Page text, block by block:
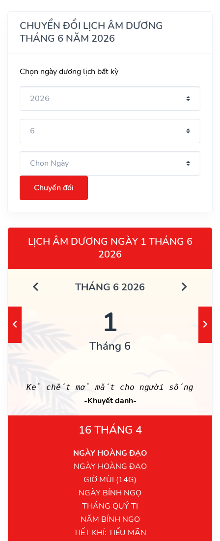
CHUYỂN ĐỔI LỊCH ÂM DƯƠNG
THÁNG 6 NĂM 2026
Chọn ngày dương lịch bất kỳ
Chuyển đổi
LỊCH ÂM DƯƠNG NGÀY 1 THÁNG 6
2026
THÁNG 6 2026
1
Tháng 6
Kẻ chết mở mắt cho người sống
-Khuyết danh-
16 THÁNG 4
NGÀY HOÀNG ĐẠO
NGÀY HOÀNG ĐẠO
GIỜ MÙI (14G)
NGÀY BÍNH NGỌ
THÁNG QUÝ TỊ
NĂM BÍNH NGỌ
TIẾT KHÍ: TIỂU MÃN